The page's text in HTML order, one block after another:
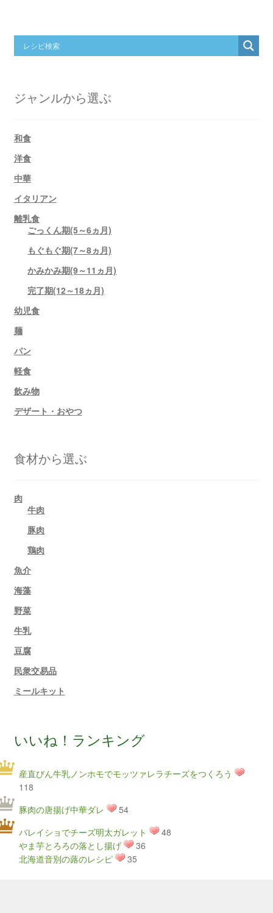
ジャンルから選ぶ
和食
洋食
中華
イタリアン
離乳食
ごっくん期(5～6ヵ月)
もぐもぐ期(7～8ヵ月)
かみかみ期(9～11ヵ月)
完了期(12～18ヵ月)
幼児食
麺
パン
軽食
飲み物
デザート・おやつ
食材から選ぶ
肉
牛肉
豚肉
鶏肉
魚介
海藻
野菜
牛乳
豆腐
民衆交易品
ミールキット
いいね！ランキング
産直びん牛乳ノンホモでモッツァレラチーズをつくろう
118
豚肉の唐揚げ中華ダレ
54
バレイショでチーズ明太ガレット
48
やま芋とろろの落とし揚げ
36
北海道音別の蕗のレシピ
35